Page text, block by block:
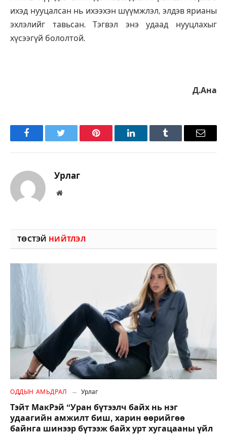
ихэд нууцалсан нь ихээхэн шүүмжлэл, элдэв ярианы
эхлэлийг тавьсан. Тэгвэл энэ удаад нууцлахыг
хүсээгүй бололтой.
Д.Ана
FacebookTwitter Pinterest LinkedInTumblr Имэйл
Урлаг
Вэбсайт
ТӨСТЭЙ НИЙТЛЭЛ
ОДДЫН АМЬДРАЛ Урлаг
Тэйт МакРэй “Уран бүтээлч байх нь нэг
удаагийн амжилт биш, харин өөрийгөө
байнга шинээр бүтээж байх урт хугацааны үйл